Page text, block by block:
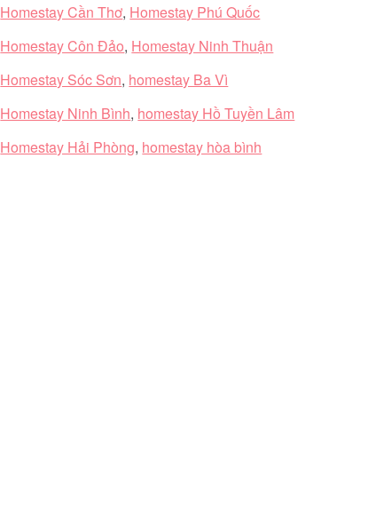
Homestay Cần Thơ, Homestay Phú Quốc
Homestay Côn Đảo, Homestay Ninh Thuận
Homestay Sóc Sơn, homestay Ba Vì
Homestay Ninh Bình, homestay Hồ Tuyền Lâm
Homestay Hải Phòng, homestay hòa bình